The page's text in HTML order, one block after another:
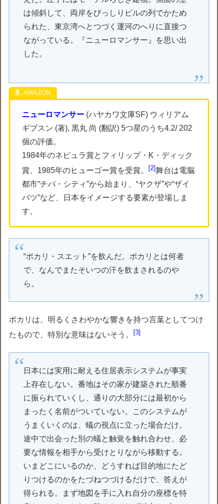
は傾斜して、両岸をびっしりビルの列でかため
られた、東京湾へとつづく運河のへりに直接つ
ながっている。『ニューロマンサー』を思い出
した。
ニューロマンサー (ハヤカワ文庫SF) ウィリアム
ギブスン (著), 黒丸 尚 (翻訳) 5つ星のうち4.2/ 202
個の評価。
1984年のネビュラ賞とフィリップ・K・ディック
賞、1985年のヒューゴー賞を受賞。
2 舞台は電脳
都市“チバ・シティ”から始まり、“ヤクザ”や“ザイ
バツ”など、日本をイメージする要素が登場しま
す。
“ポカリ・スエット”を飲んだ。ポカリとは何者
で、なんでまたそいつの汗を飲まされるのや
ら。
ポカリは、明るくさわやかな響きを持つ言葉としてつけ
たもので、特別な意味はないそう。
3
日本には実用に耐える住居表示システムが事実
上存在しない。番地はその家が建築された順番
に振られていくし、通りの大部分には最初から
まったく名前がついていない。このシステムが
うまくいくのは、蟻の視点に立った場合だけ。
途中で出会った別の蟻と触覚を触れ合わせ、必
要な情報を相手から受けとりながら移動する。
いまどこにいるのか、どうすれば目的地にたど
りつけるのかをたづねつづけるだけで、答えが
得られる。まず地図を手に入れ自分の座標を特